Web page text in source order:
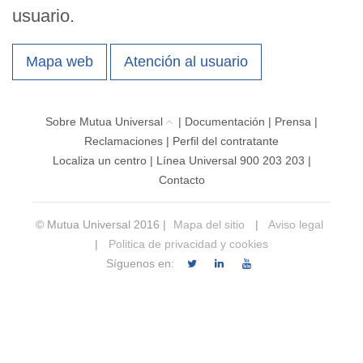
usuario.
Mapa web Atención al usuario
Sobre Mutua Universal | Documentación | Prensa |
Reclamaciones | Perfil del contratante
Localiza un centro| Línea Universal 900 203 203 |
Contacto
© Mutua Universal 2016 | Mapa del sitio |
Aviso legal
|
Politica de privacidad y cookies
Síguenos en: